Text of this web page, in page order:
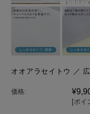
オオアラセイトウ ／
価格:
[ポイ